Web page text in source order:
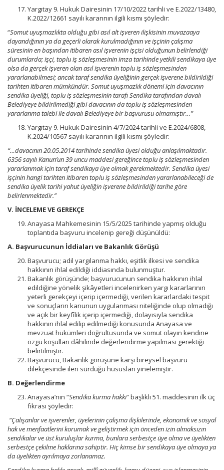
Yargıtay 9. Hukuk Dairesinin 17/10/2022 tarihli ve E.2022/13480,
K.2022/12661 sayılı kararının ilgili kısmı şöyledir:
“Somut uyuşmazlıkta olduğu gibi asıl alt işveren ilişkisinin muvazaaya
dayandığının ya da geçerli olarak kurulmadığının ve işçinin çalışma
süresinin en başından itibaren asıl işverenin işçisi olduğunun belirlendiği
durumlarda; işçi, toplu iş sözleşmesinin imza tarihinde yetkili sendikaya üye
olsa da gerçek işveren olan asıl işverenin toplu iş sözleşmesinden
yararlanabilmesi; ancak taraf sendika üyeliğinin gerçek işverene bildirildiği
tarihten itibaren mümkündür. Somut uyuşmazlık dönemi için davacının
sendika üyeliği, toplu iş sözleşmesinin tarafı Sendika tarafından davalı
Belediyeye bildirilmediği gibi davacının da toplu iş sözleşmesinden
yararlanma talebi ile davalı Belediyeye bir başvurusu olmamıştır…”
Yargıtay 9. Hukuk Dairesinin 4/7/2024 tarihli ve E.2024/6808,
K.2024/10567 sayılı kararının ilgili kısmı şöyledir:
“…davacının 20.05.2014 tarihinde sendika üyesi olduğu anlaşılmaktadır.
6356 sayılı Kanun’un 39 uncu maddesi gereğince toplu iş sözleşmesinden
yararlanmak için taraf sendikaya üye olmak gerekmektedir. Sendika üyesi
işçinin hangi tarihten itibaren toplu iş sözleşmesinden yararlanabileceği de
sendika üyelik tarihi yahut üyeliğin işverene bildirildiği tarihe göre
belirlenmektedir.”
V. İNCELEME VE GEREKÇE
Anayasa Mahkemesinin 15/5/2025 tarihinde yapmış olduğu
toplantıda başvuru incelenip gereği düşünüldü:
A. Başvurucunun İddiaları ve Bakanlık Görüşü
Başvurucu; adil yargılanma hakkı, eşitlik ilkesi ve sendika
hakkının ihlal edildiği iddiasında bulunmuştur.
Bakanlık görüşünde; başvurucunun sendika hakkının ihlal
edildiğine yönelik şikâyetleri incelenirken yargı kararlarının
yeterli gerekçeyi içerip içermediği, verilen kararlardaki tespit
ve sonuçların kanunun uygulanması niteliğinde olup olmadığı
ve açık bir keyfîlik içerip içermediği, dolayısıyla sendika
hakkının ihlal edilip edilmediği konusunda Anayasa ve
mevzuat hükümleri doğrultusunda ve somut olayın kendine
özgü koşulları dâhilinde değerlendirme yapılması gerektiği
belirtilmiştir.
Başvurucu, Bakanlık görüşüne karşı bireysel başvuru
dilekçesinde ileri sürdüğü hususları yinelemiştir.
B. Değerlendirme
Anayasa’nın “Sendika kurma hakkı” başlıklı 51. maddesinin ilk üç
fıkrası şöyledir:
“Çalışanlar ve işverenler, üyelerinin çalışma ilişkilerinde, ekonomik ve sosyal
hak ve menfaatlerini korumak ve geliştirmek için önceden izin almaksızın
sendikalar ve üst kuruluşlar kurma, bunlara serbestçe üye olma ve üyelikten
serbestçe çekilme haklarına sahiptir. Hiç kimse bir sendikaya üye olmaya ya
da üyelikten ayrılmaya zorlanamaz.